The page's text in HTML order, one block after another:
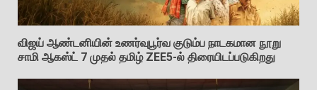
விஜய் ஆண்டனியின் உணர்வுபூர்வ குடும்ப நாடகமான நூறு
சாமி ஆகஸ்ட் 7 முதல் தமிழ் ZEE5-ல் திரையிடப்படுகிறது